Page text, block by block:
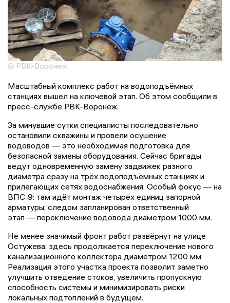
© РВК-Воронеж
Масштабный комплекс работ на водоподъёмных
станциях вышел на ключевой этап. Об этом сообщили в
пресс-службе РВК-Воронеж.
За минувшие сутки специалисты последовательно
остановили скважины и провели осушение
водоводов — это необходимая подготовка для
безопасной замены оборудования. Сейчас бригады
ведут одновременную замену задвижек разного
диаметра сразу на трёх водоподъёмных станциях и
прилегающих сетях водоснабжения. Особый фокус — на
ВПС‑9: там идёт монтаж четырёх единиц запорной
арматуры; следом запланирован ответственный
этап — переключение водовода диаметром 1000 мм.
Не менее значимый фронт работ развёрнут на улице
Остужева: здесь продолжается переключение нового
канализационного коллектора диаметром 1200 мм.
Реализация этого участка проекта позволит заметно
улучшить отведение стоков, увеличить пропускную
способность системы и минимизировать риски
локальных подтоплений в будущем.